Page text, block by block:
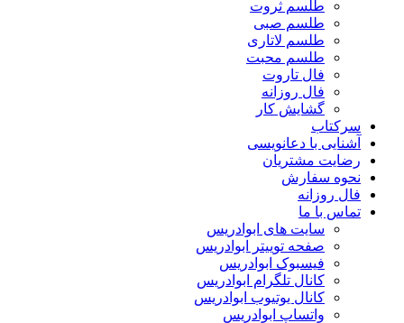
طلسم ثروت
طلسم صبی
طلسم لاتاری
طلسم محبت
فال تاروت
فال روزانه
گشایش کار
سرکتاب
آشنایی با دعانویسی
رضایت مشتریان
نحوه سفارش
فال روزانه
تماس با ما
سایت های ابوادریس
صفحه توییتر ابوادریس
فیسبوک ابوادریس
کانال تلگرام ابوادریس
کانال یوتیوب ابوادریس
واتساپ ابوادریس